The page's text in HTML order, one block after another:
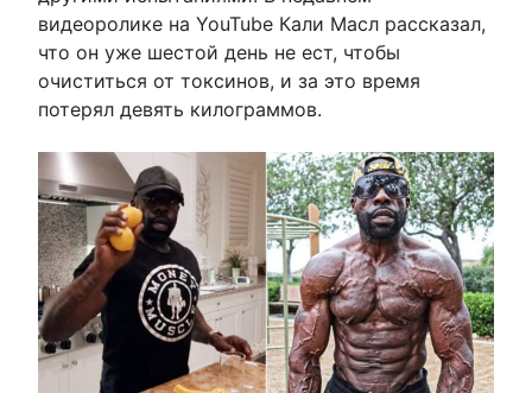
видеоролике на YouTube Кали Масл рассказал,
что он уже шестой день не ест, чтобы
очиститься от токсинов, и за это время
потерял девять килограммов.